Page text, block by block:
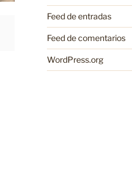
Feed de entradas
Feed de comentarios
WordPress.org